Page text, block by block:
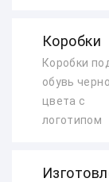
Коробки
Коробки
обувь
цвета с
логотипом